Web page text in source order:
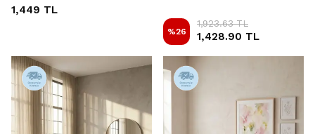
1,449 TL
%26
1,923.63 TL
1,428.90 TL